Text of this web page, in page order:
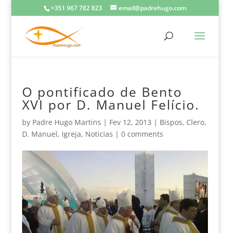
+351 967 782 823 email@padrehugo.com
O pontificado de Bento
XVI por D. Manuel Felício.
by Padre Hugo Martins | Fev 12, 2013 | Bispos, Clero,
D. Manuel, Igreja, Noticias | 0 comments